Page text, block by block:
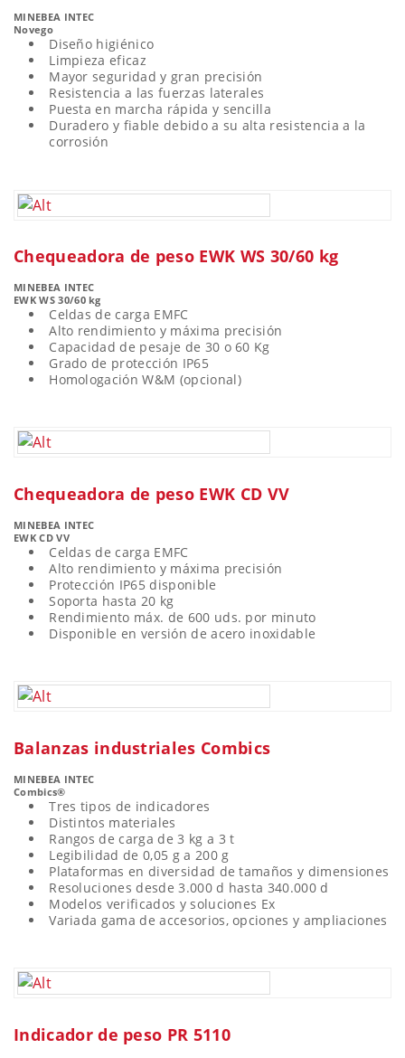
MINEBEA INTEC
Novego
Diseño higiénico
Limpieza eficaz
Mayor seguridad y gran precisión
Resistencia a las fuerzas laterales
Puesta en marcha rápida y sencilla
Duradero y fiable debido a su alta resistencia a la
corrosión
Chequeadora de peso EWK WS 30/60 kg
MINEBEA INTEC
EWK WS 30/60 kg
Celdas de carga EMFC
Alto rendimiento y máxima precisión
Capacidad de pesaje de 30 o 60 Kg
Grado de protección IP65
Homologación W&M (opcional)
Chequeadora de peso EWK CD VV
MINEBEA INTEC
EWK CD VV
Celdas de carga EMFC
Alto rendimiento y máxima precisión
Protección IP65 disponible
Soporta hasta 20 kg
Rendimiento máx. de 600 uds. por minuto
Disponible en versión de acero inoxidable
Balanzas industriales Combics
MINEBEA INTEC
Combics®
Tres tipos de indicadores
Distintos materiales
Rangos de carga de 3 kg a 3 t
Legibilidad de 0,05 g a 200 g
Plataformas en diversidad de tamaños y dimensiones
Resoluciones desde 3.000 d hasta 340.000 d
Modelos verificados y soluciones Ex
Variada gama de accesorios, opciones y ampliaciones
Indicador de peso PR 5110